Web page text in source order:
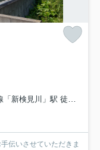
新検見川」駅 徒歩13分
伝いさせていただきま